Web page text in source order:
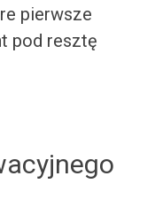
pierwsze
pod resztę